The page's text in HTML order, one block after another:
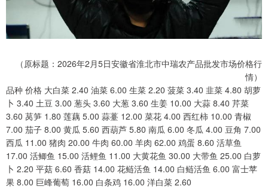
（原标题：2026年2月5日安徽省淮北市中瑞农产品批发市场价格行
情）
品种 价格 大白菜 2.40 油菜 6.00 生菜 2.20 菠菜 3.40 韭菜 4.80 胡萝
卜 3.40 土豆 3.00 葱头 3.60 大葱 3.60 生姜 10.00 大蒜 8.40 芹菜
3.60 莴笋 1.80 莲藕 5.00 蒜薹 12.00 菜花 4.00 西红柿 10.00 青椒
7.00 茄子 8.00 黄瓜 5.60 西葫芦 5.80 南瓜 6.00 冬瓜 4.00 豆角 7.00
西瓜 11.00 猪肉 20.00 牛肉 60.00 羊肉 62.00 鸡蛋 8.60 活草鱼
17.00 活鲫鱼 15.00 活鲤鱼 11.00 大黄花鱼 30.00 大带鱼 25.00 白萝
卜 2.20 平菇 6.60 香菇 14.00 花鲢活鱼 14.00 白鲢活鱼 6.00 富士苹
果 8.00 巨峰葡萄 16.00 白条鸡 16.00 洋白菜 2.60